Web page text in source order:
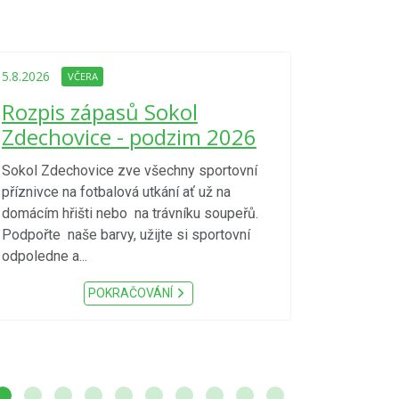
5.8.2026 VČERA
Rozpis zápasů Sokol
Zdechovice - podzim 2026
Sokol Zdechovice zve všechny sportovní
příznivce na fotbalová utkání ať už na
domácím hřišti nebo na trávníku soupeřů.
Podpořte naše barvy, užijte si sportovní
odpoledne a...
POKRAČOVÁNÍ